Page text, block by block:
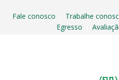
Fale conosco Trabalhe
Egresso